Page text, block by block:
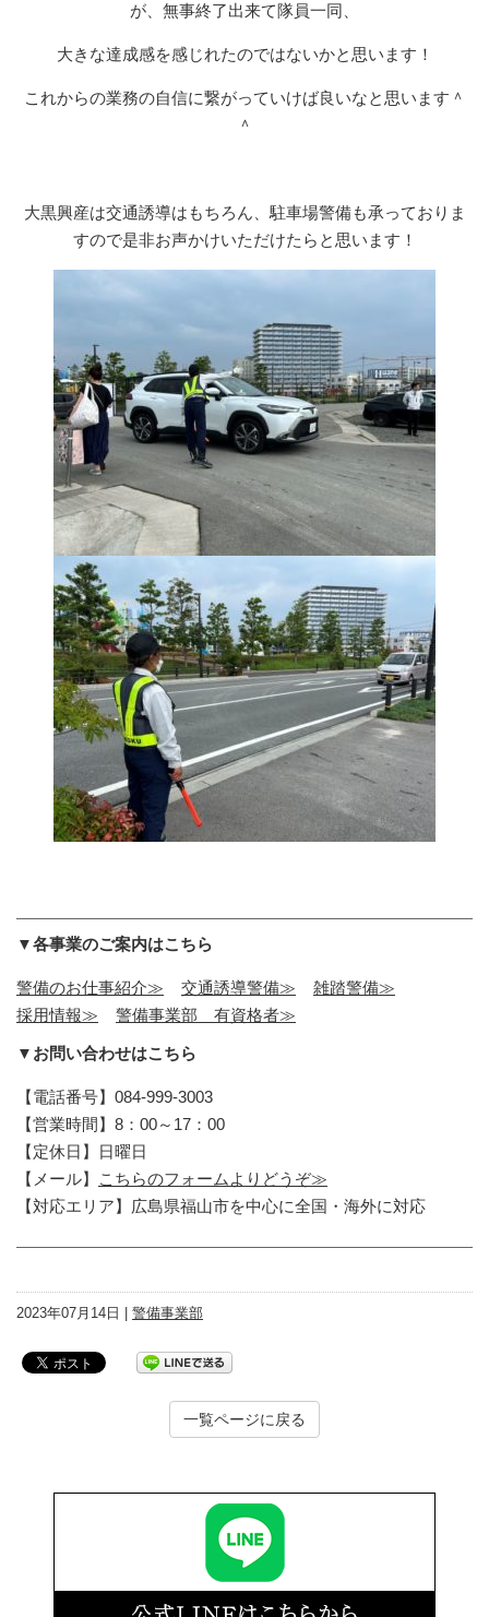
が、無事終了出来て隊員一同、
大きな達成感を感じれたのではないかと思います！
これからの業務の自信に繋がっていけば良いなと思います＾
＾
大黒興産は交通誘導はもちろん、駐車場警備も承っておりま
すので是非お声かけいただけたらと思います！
▼各事業のご案内はこちら
警備のお仕事紹介≫ 交通誘導警備≫
雑踏警備≫
採用情報≫
警備事業部 有資格者≫
▼お問い合わせはこちら
【電話番号】084-999-3003
【営業時間】8：00～17：00
【定休日】日曜日
【メール】
こちらのフォームよりどうぞ≫
【対応エリア】広島県福山市を中心に全国・海外に対応
2023年07月14日 | 警備事業部
一覧ページに戻る